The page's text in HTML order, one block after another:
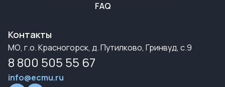
FAQ
Контакты
МО, г.о. Красногорск, д. Путилково, Гринвуд, с.9
8 800 505 55 67
info@ecmu.ru